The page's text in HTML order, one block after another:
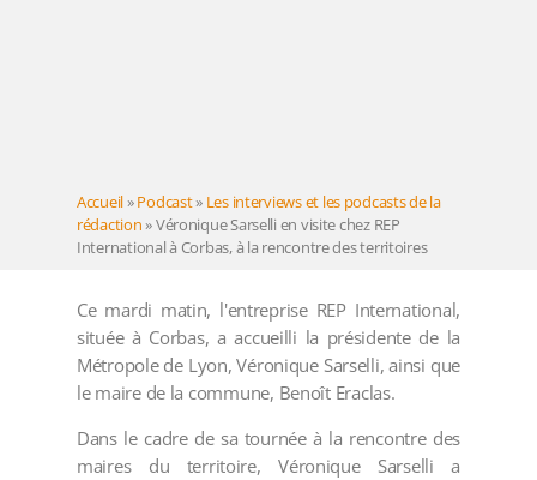
Accueil»Podcast» Les interviews et les podcasts de la
rédaction»Véronique Sarselli en visite chez REP
International à Corbas, à la rencontre des territoires
Ce mardi matin, l'entreprise REP International,
située à Corbas, a accueilli la présidente de la
Métropole de Lyon, Véronique Sarselli, ainsi que
le maire de la commune, Benoît Eraclas.
Dans le cadre de sa tournée à la rencontre des
maires du territoire, Véronique Sarselli a